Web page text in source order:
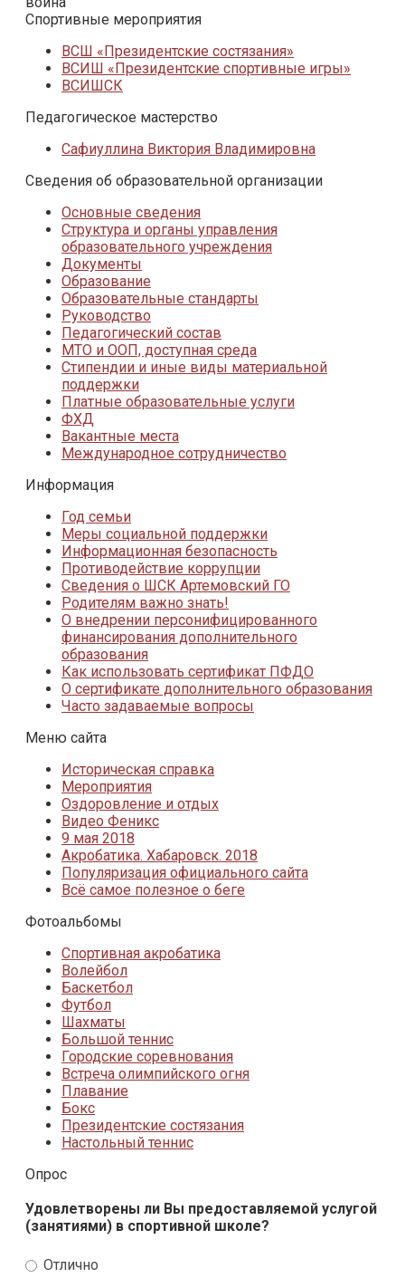
Спортивные мероприятия
ВСШ «Президентские состязания»
ВСИШ «Президентские спортивные игры»
ВСИШСК
Педагогическое мастерство
Сафиуллина Виктория Владимировна
Сведения об образовательной организации
Основные сведения
Структура и органы управления
образовательного учреждения
Документы
Образование
Образовательные стандарты
Руководство
Педагогический состав
МТО и ООП, доступная среда
Стипендии и иные виды материальной
поддержки
Платные образовательные услуги
ФХД
Вакантные места
Международное сотрудничество
Информация
Год семьи
Меры социальной поддержки
Информационная безопасность
Противодействие коррупции
Сведения о ШСК Артемовский ГО
Родителям важно знать!
О внедрении персонифицированного
финансирования дополнительного
образования
Как использовать сертификат ПФДО
О сертификате дополнительного образования
Часто задаваемые вопросы
Меню сайта
Историческая справка
Мероприятия
Оздоровление и отдых
Видео Феникс
9 мая 2018
Акробатика. Хабаровск. 2018
Популяризация официального сайта
Всё самое полезное о беге
Фотоальбомы
Спортивная акробатика
Волейбол
Баскетбол
Футбол
Шахматы
Большой теннис
Городские соревнования
Встреча олимпийского огня
Плавание
Бокс
Президентские состязания
Настольный теннис
Опрос
Удовлетворены ли Вы предоставляемой услугой
(занятиями) в спортивной школе?
Отлично